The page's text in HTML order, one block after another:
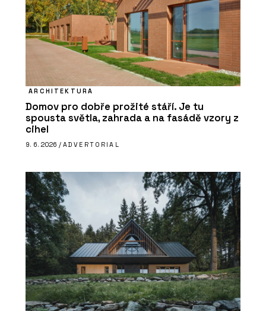
ARCHITEKTURA
Domov pro dobře prožité stáří. Je tu
spousta světla, zahrada a na fasádě vzory z
cihel
9. 6. 2026 / ADVERTORIAL